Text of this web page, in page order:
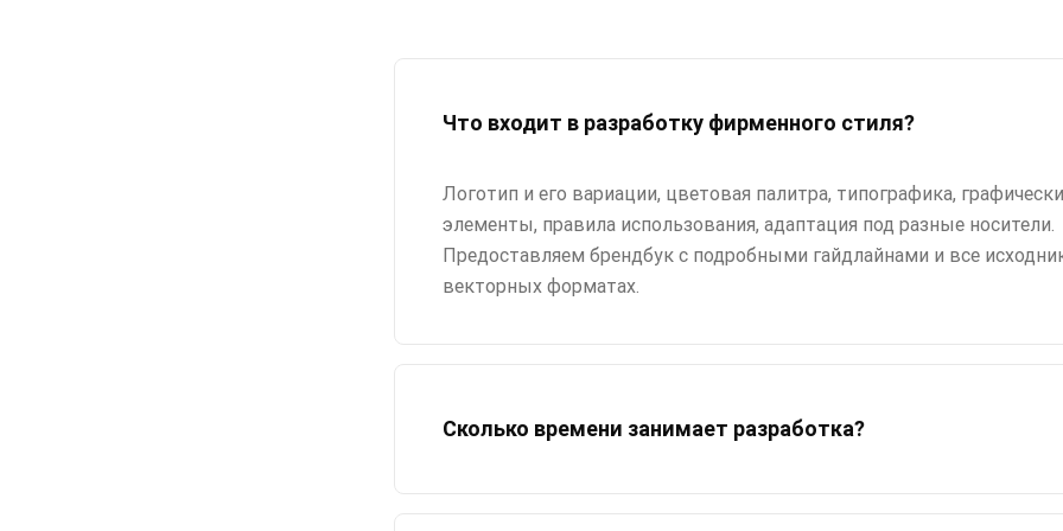
Что входит в разработку фирменного стиля?
Логотип и его вариации, цветовая палитра, типографика,
элементы, правила использования, адаптация под разные носители.
Предоставляем брендбук с подробными гайдлайнами и все
векторных форматах.
Сколько времени занимает разработка?